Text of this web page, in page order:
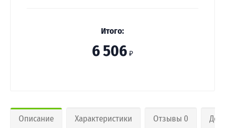
Итого:
6 506 ₽
Описание Характеристики Отзывы 0